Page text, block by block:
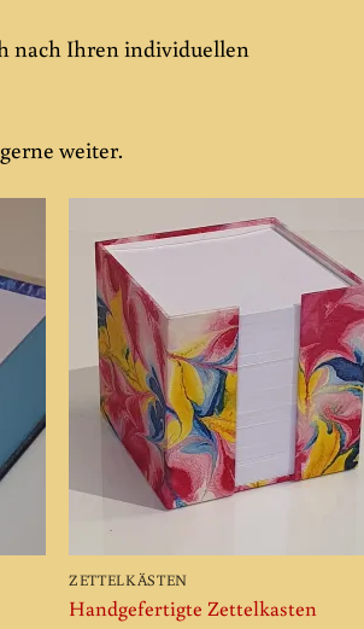
nach Ihren individuellen
weiter.
to
Add to
wishlist
ZETTELKÄSTEN
Handgefertigte Zettelkasten